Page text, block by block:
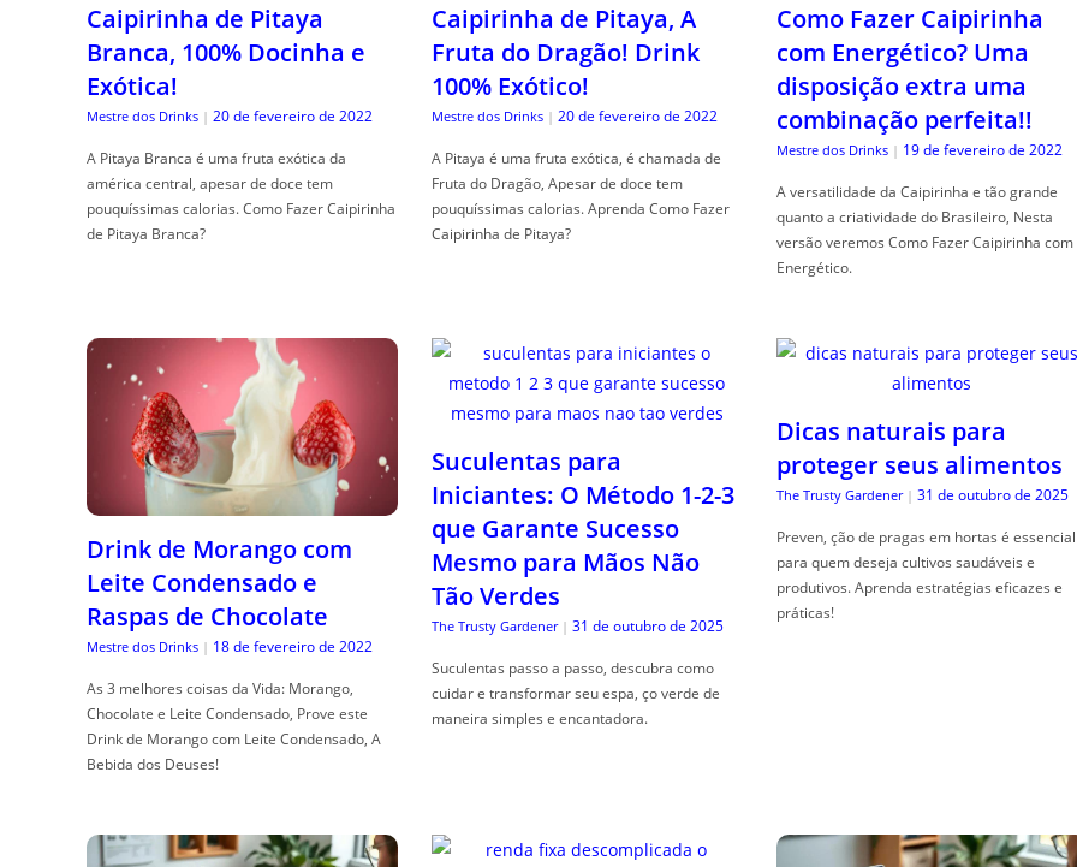
Caipirinha de Pitaya
Branca, 100% Docinha e
Exótica!
Mestre dos Drinks | 20 de fevereiro de 2022
A Pitaya Branca é uma fruta exótica da
américa central, apesar de doce tem
pouquíssimas calorias. Como Fazer Caipirinha
de Pitaya Branca?
Caipirinha de Pitaya, A
Fruta do Dragão! Drink
100% Exótico!
Mestre dos Drinks | 20 de fevereiro de 2022
A Pitaya é uma fruta exótica, é chamada de
Fruta do Dragão, Apesar de doce tem
pouquíssimas calorias. Aprenda Como Fazer
Caipirinha de Pitaya?
Como Fazer Caipirinha
com Energético? Uma
disposição extra uma
combinação perfeita!!
Mestre dos Drinks | 19 de fevereiro de 2022
A versatilidade da Caipirinha e tão grande
quanto a criatividade do Brasileiro, Nesta
versão veremos Como Fazer Caipirinha com
Energético.
Drink de Morango com
Leite Condensado e
Raspas de Chocolate
Mestre dos Drinks | 18 de fevereiro de 2022
As 3 melhores coisas da Vida: Morango,
Chocolate e Leite Condensado, Prove este
Drink de Morango com Leite Condensado, A
Bebida dos Deuses!
Suculentas para
Iniciantes: O Método 1-2-3
que Garante Sucesso
Mesmo para Mãos Não
Tão Verdes
The Trusty Gardener | 31 de outubro de 2025
Suculentas passo a passo, descubra como
cuidar e transformar seu espa, ço verde de
maneira simples e encantadora.
Dicas naturais para
proteger seus alimentos
The Trusty Gardener | 31 de outubro de 2025
Preven, ção de pragas em hortas é essencial
para quem deseja cultivos saudáveis e
produtivos. Aprenda estratégias eficazes e
práticas!